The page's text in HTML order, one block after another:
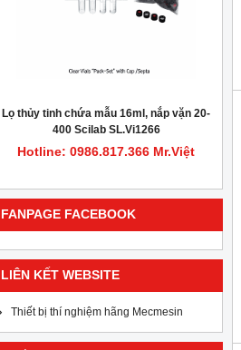
Lọ thủy tinh chứa mẫu 16ml, nắp vặn 20-
400 Scilab SL.Vi1266
Hotline: 0986.817.366 Mr.Việt
FANPAGE FACEBOOK
LIÊN KẾT WEBSITE
Thiết bị thí nghiệm hãng Mecmesin